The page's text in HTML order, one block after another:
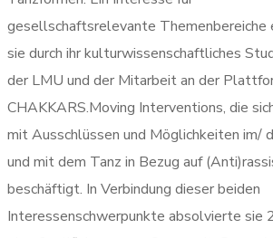
gesellschaftsrelevante Themenbereiche
sie durch ihr kulturwissenschaftliches
der LMU und der Mitarbeit an der
CHAKKARS.Moving Interventions, die
mit Ausschlüssen und Möglichkeiten im/
und mit dem Tanz in Bezug auf
beschäftigt. In Verbindung dieser beiden
Interessenschwerpunkte absolvierte sie